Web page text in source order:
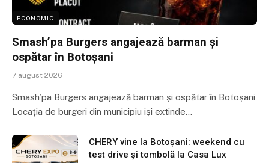
ECONOMIC
Smash’pa Burgers angajează barman și
ospătar în Botoșani
7 august 2026
Smash’pa Burgers angajează barman și ospătar în Botoșani
Locația de burgeri din municipiu își extinde…
CHERY vine la Botoșani: weekend cu
test drive și tombolă la Casa Lux